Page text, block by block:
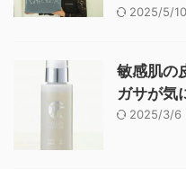
2025/5/10
敏感肌の
ガサが気
2025/3/6